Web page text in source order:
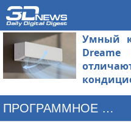
Умный
ПРОГРАММНОЕ ОБЕСПЕЧЕНИЕ